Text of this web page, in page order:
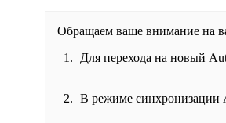
Обращаем ваше внимание на
Для перехода на новый
В режиме синхронизации